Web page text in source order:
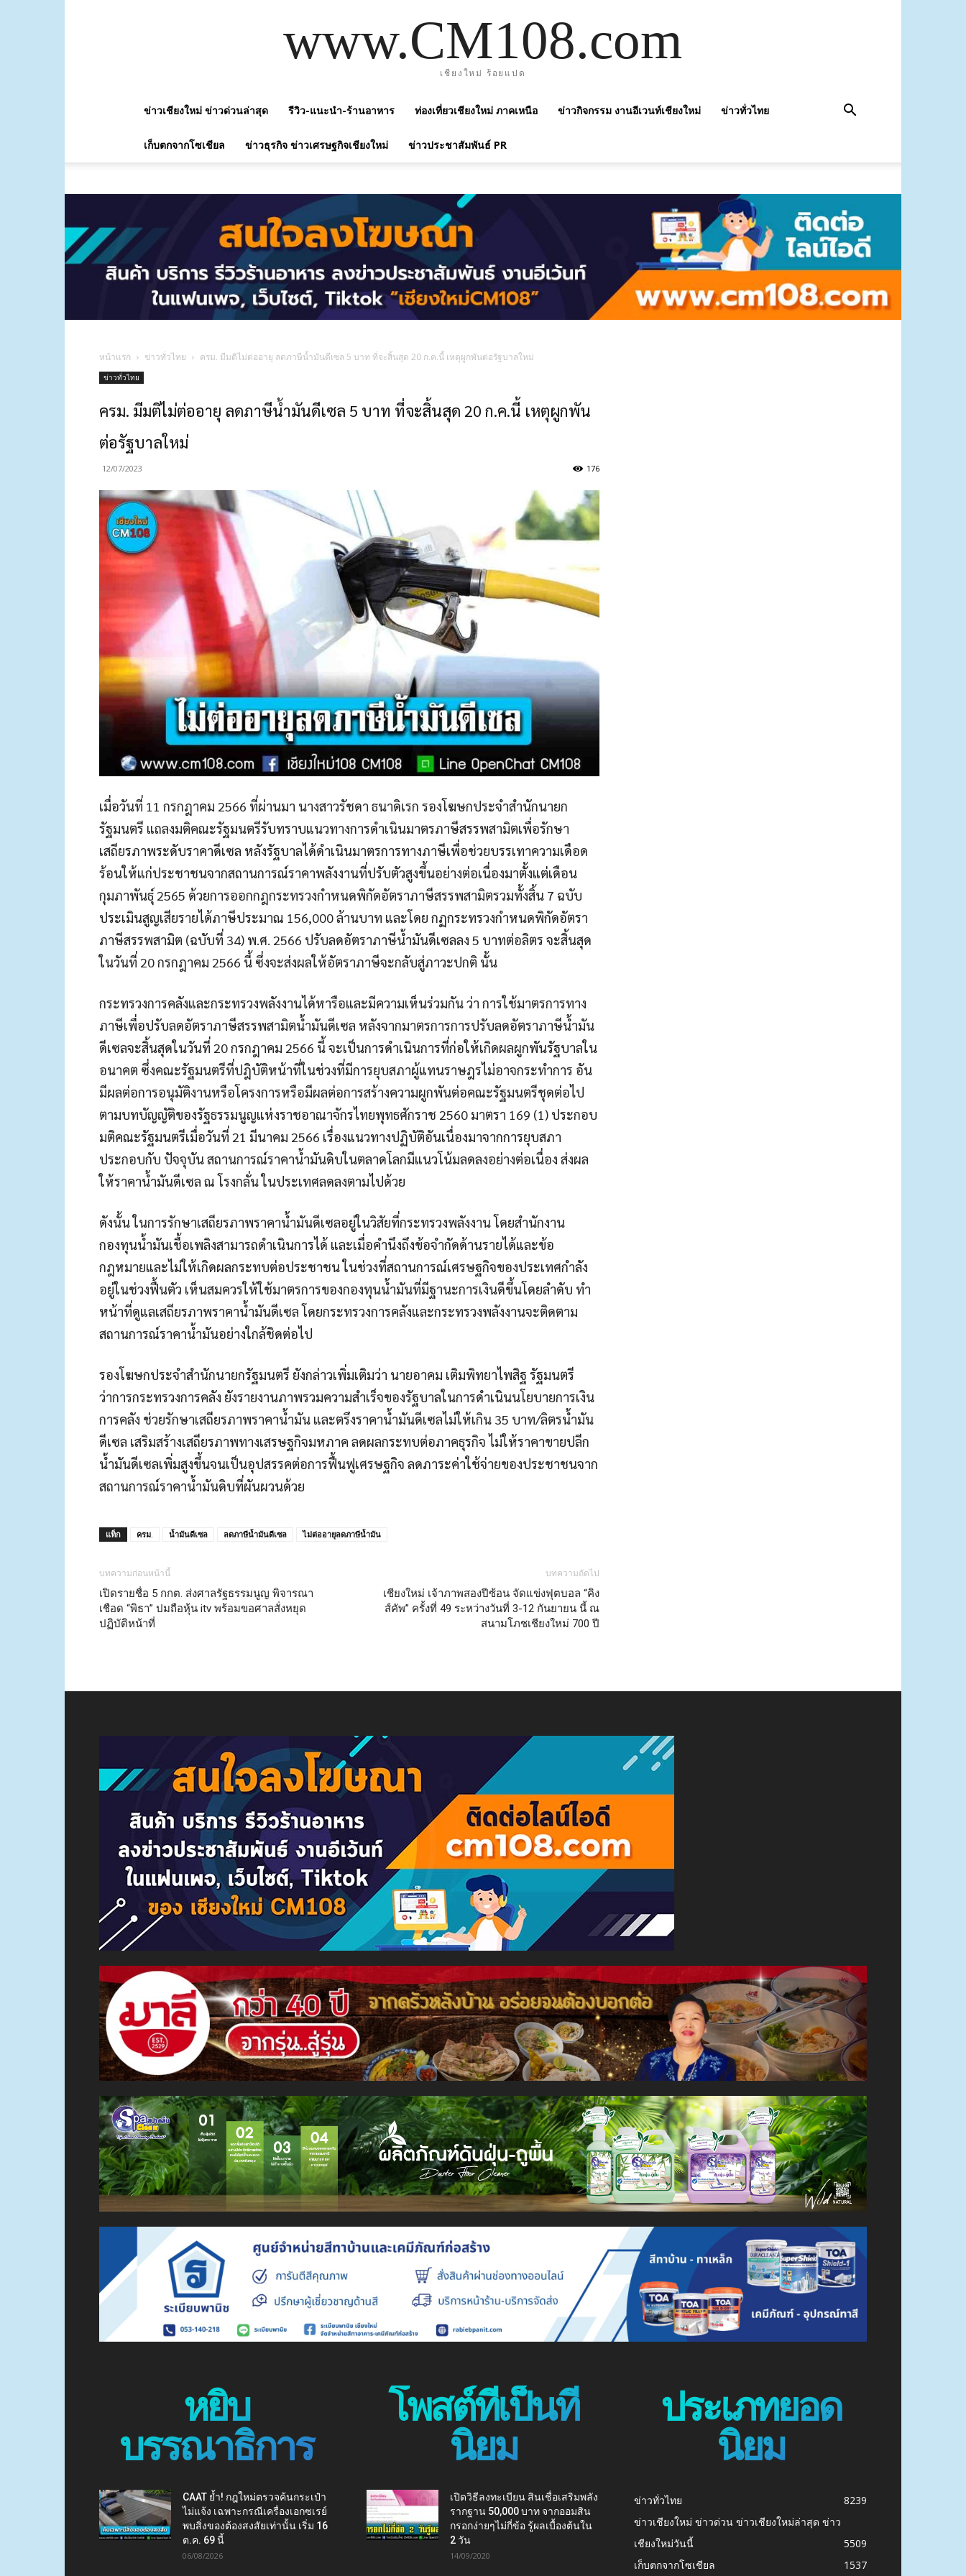
www.CM108.com
เชียงใหม่ ร้อยแปด
ข่าวเชียงใหม่ ข่าวด่วนล่าสุด รีวิว-แนะนำ-ร้านอาหาร ท่องเที่ยวเชียงใหม่ ภาคเหนือ ข่าวกิจกรรม งานอีเวนท์เชียงใหม่ ข่าวทั่วไทย
เก็บตกจากโซเชียล ข่าวธุรกิจ ข่าวเศรษฐกิจเชียงใหม่ ข่าวประชาสัมพันธ์ PR
หน้าแรก ข่าวทั่วไทย ครม. มีมติไม่ต่ออายุ ลดภาษีน้ำมันดีเซล 5 บาท ที่จะสิ้นสุด 20 ก.ค.นี้ เหตุผูกพันต่อรัฐบาลใหม่
ข่าวทั่วไทย
ครม. มีมติไม่ต่ออายุ ลดภาษีน้ำมันดีเซล 5 บาท ที่จะสิ้นสุด 20 ก.ค.นี้ เหตุผูกพัน
ต่อรัฐบาลใหม่
12/07/2023 176
เมื่อวันที่ 11 กรกฎาคม 2566 ที่ผ่านมา นางสาวรัชดา ธนาดิเรก รองโฆษกประจำสำนักนายก
รัฐมนตรี แถลงมติคณะรัฐมนตรีรับทราบแนวทางการดำเนินมาตรภาษีสรรพสามิตเพื่อรักษา
เสถียรภาพระดับราคาดีเซล หลังรัฐบาลได้ดำเนินมาตรการทางภาษีเพื่อช่วยบรรเทาความเดือด
ร้อนให้แก่ประชาชนจากสถานการณ์ราคาพลังงานที่ปรับตัวสูงขึ้นอย่างต่อเนื่องมาตั้งแต่เดือน
กุมภาพันธุ์ 2565 ด้วยการออกกฎกระทรวงกำหนดพิกัดอัตราภาษีสรรพสามิตรวมทั้งสิ้น 7 ฉบับ
ประเมินสูญเสียรายได้ภาษีประมาณ 156,000 ล้านบาท และโดย กฏกระทรวงกำหนดพิกัดอัตรา
ภาษีสรรพสามิต (ฉบับที่ 34) พ.ศ. 2566 ปรับลดอัตราภาษีน้ำมันดีเซลลง 5 บาทต่อลิตร จะสิ้นสุด
ในวันที่ 20 กรกฎาคม 2566 นี้ ซึ่งจะส่งผลให้อัตราภาษีจะกลับสู่ภาวะปกติ นั้น
กระทรวงการคลังและกระทรวงพลังงานได้หารือและมีความเห็นร่วมกัน ว่า การใช้มาตรการทาง
ภาษีเพื่อปรับลดอัตราภาษีสรรพสามิตน้ำมันดีเซล หลังจากมาตรการการปรับลดอัตราภาษีน้ำมัน
ดีเซลจะสิ้นสุดในวันที่ 20 กรกฎาคม 2566 นี้ จะเป็นการดำเนินการที่ก่อให้เกิดผลผูกพันรัฐบาลใน
อนาคต ซึ่งคณะรัฐมนตรีที่ปฎิบัติหน้าที่ในช่วงที่มีการยุบสภาผู้แทนราษฎรไม่อาจกระทำการ อัน
มีผลต่อการอนุมัติงานหรือโครงการหรือมีผลต่อการสร้างความผูกพันต่อคณะรัฐมนตรีชุดต่อไป
ตามบทบัญญัติของรัฐธรรมนูญแห่งราชอาณาจักรไทยพุทธศักราช 2560 มาตรา 169 (1) ประกอบ
มติคณะรัฐมนตรีเมื่อวันที่ 21 มีนาคม 2566 เรื่องแนวทางปฏิบัติอันเนื่องมาจากการยุบสภา
ประกอบกับ ปัจจุบัน สถานการณ์ราคาน้ำมันดิบในตลาดโลกมีแนวโน้มลดลงอย่างต่อเนื่อง ส่งผล
ให้ราคาน้ำมันดีเซล ณ โรงกลั่น ในประเทศลดลงตามไปด้วย
ดังนั้น ในการรักษาเสถียรภาพราคาน้ำมันดีเซลอยู่ในวิสัยที่กระทรวงพลังงาน โดยสำนักงาน
กองทุนน้ำมันเชื้อเพลิงสามารถดำเนินการได้ และเมื่อคำนึงถึงข้อจำกัดด้านรายได้และข้อ
กฎหมายและไม่ให้เกิดผลกระทบต่อประชาชน ในช่วงที่สถานการณ์เศรษฐกิจของประเทศกำลัง
อยู่ในช่วงฟื้นตัว เห็นสมควรให้ใช้มาตรการของกองทุนน้ำมันที่มีฐานะการเงินดีขึ้นโดยลำดับ ทำ
หน้าที่ดูแลเสถียรภาพราคาน้ำมันดีเซล โดยกระทรวงการคลังและกระทรวงพลังงานจะติดตาม
สถานการณ์ราคาน้ำมันอย่างใกล้ชิดต่อไป
รองโฆษกประจำสำนักนายกรัฐมนตรี ยังกล่าวเพิ่มเติมว่า นายอาคม เติมพิทยาไพสิฐ รัฐมนตรี
ว่าการกระทรวงการคลัง ยังรายงานภาพรวมความสำเร็จของรัฐบาลในการดำเนินนโยบายการเงิน
การคลัง ช่วยรักษาเสถียรภาพราคาน้ำมัน และตรึงราคาน้ำมันดีเซลไม่ให้เกิน 35 บาท/ลิตรน้ำมัน
ดีเซล เสริมสร้างเสถียรภาพทางเสรษฐกิจมหภาค ลดผลกระทบต่อภาคธุรกิจ ไม่ให้ราคาขายปลีก
น้ำมันดีเซลเพิ่มสูงขึ้นจนเป็นอุปสรรคต่อการฟื้นฟูเศรษฐกิจ ลดภาระค่าใช้จ่ายของประชาชนจาก
สถานการณ์ราคาน้ำมันดิบที่ผันผวนด้วย
แท็ก ครม. น้ำมันดีเซล ลดภาษีน้ำมันดีเซล ไม่ต่ออายุลดภาษีน้ำมัน
บทความก่อนหน้านี้
เปิดรายชื่อ 5 กกต. ส่งศาลรัฐธรรมนูญ พิจารณา
เชือด “พิธา” ปมถือหุ้น itv พร้อมขอศาลสั่งหยุด
ปฏิบัติหน้าที่
บทความถัดไป
เชียงใหม่ เจ้าภาพสองปีซ้อน จัดแข่งฟุตบอล “คิง
ส์คัพ” ครั้งที่ 49 ระหว่างวันที่ 3-12 กันยายน นี้ ณ
สนามโภชเชียงใหม่ 700 ปี
หยิบ
บรรณาธิการ
CAAT ย้ำ! กฎใหม่ตรวจค้นกระเป๋า
ไม่แจ้ง เฉพาะกรณีเครื่องเอกซเรย์
พบสิ่งของต้องสงสัยเท่านั้น เริ่ม 16
ต.ค. 69 นี้
06/08/2026
โพสต์ที่เป็นที่
นิยม
เปิดวิธีลงทะเบียน สินเชื่อเสริมพลัง
รากฐาน 50,000 บาท จากออมสิน
กรอกง่ายๆไม่กี่ข้อ รู้ผลเบื้องต้นใน
2 วัน
14/09/2020
ประเภทยอด
นิยม
ข่าวทั่วไทย
8239
ข่าวเชียงใหม่ ข่าวด่วน ข่าวเชียงใหม่ล่าสุด ข่าว
เชียงใหม่วันนี้
5509
เก็บตกจากโซเชียล
1537